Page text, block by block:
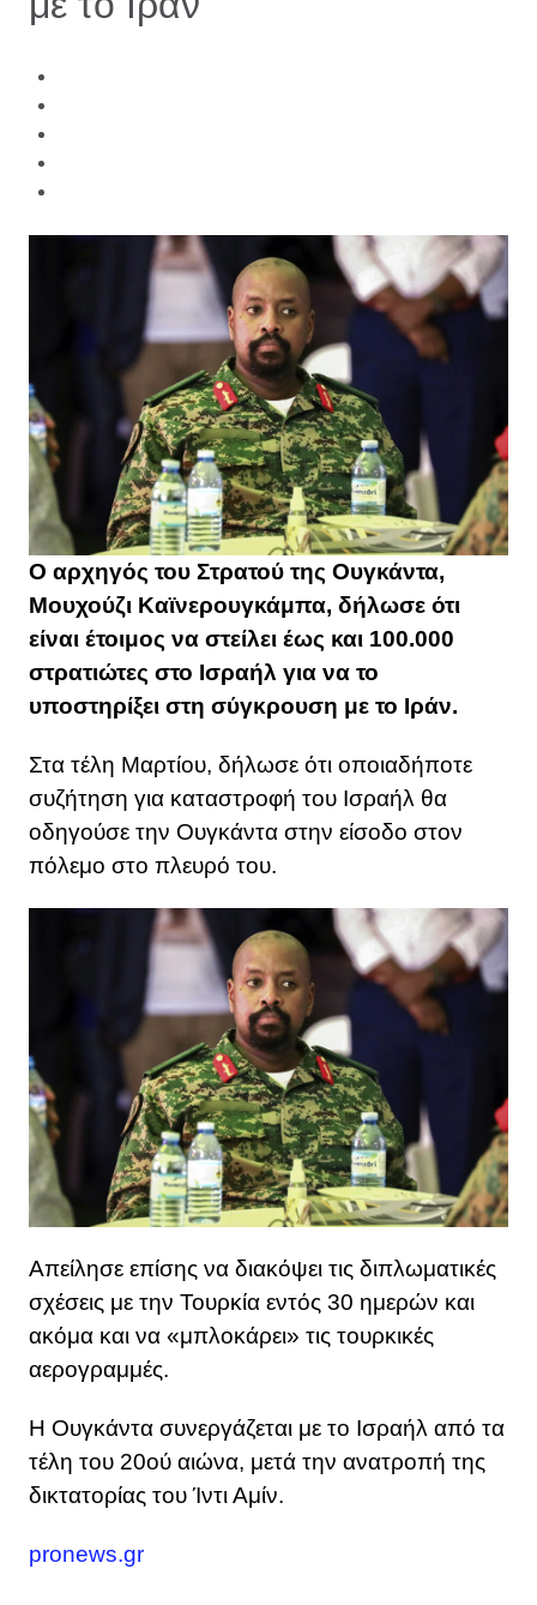
Ο αρχηγός του Στρατού της Ουγκάντα,
Μουχούζι Καϊνερουγκάμπα, δήλωσε ότι
είναι έτοιμος να στείλει έως και 100.000
στρατιώτες στο Ισραήλ για να το
υποστηρίξει στη σύγκρουση με το Ιράν.
Στα τέλη Μαρτίου, δήλωσε ότι οποιαδήποτε
συζήτηση για καταστροφή του Ισραήλ θα
οδηγούσε την Ουγκάντα ​​στην είσοδο στον
πόλεμο στο πλευρό του.
Απείλησε επίσης να διακόψει τις διπλωματικές
σχέσεις με την Τουρκία εντός 30 ημερών και
ακόμα και να «μπλοκάρει» τις τουρκικές
αερογραμμές.
Η Ουγκάντα ​​συνεργάζεται με το Ισραήλ από τα
τέλη του 20ού αιώνα, μετά την ανατροπή της
δικτατορίας του Ίντι Αμίν.
pronews.gr